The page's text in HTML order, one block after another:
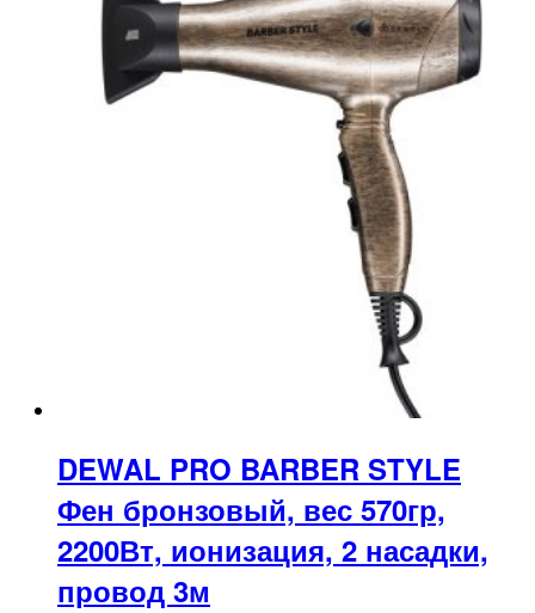
DEWAL PRO BARBER STYLE
Фен бронзовый, вес 570гр,
2200Вт, ионизация, 2 насадки,
провод 3м